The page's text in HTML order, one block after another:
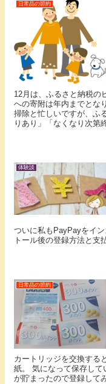
日常品の節約
12月は、ふるさと納税の
への寄附は年内までとな
掃除と忙しいですが、ふ
りあり」「なくなり次第
体験談
ついに私もPayPayをイ
トール後の登録方法と支
日常品の節約
カートリッジを交換する
紙。 気になって保存して
が貯まったので登録して